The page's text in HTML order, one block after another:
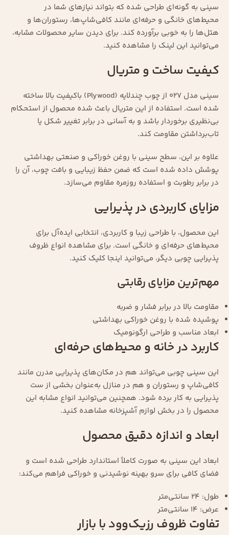
سینی به گونه‌ای طراحی شده که بتواند نیازهای شما در
محیط‌های خانگی و حرفه‌ای مانند کافی‌شاپ‌ها، رستوران‌ها و
هتل‌ها را به خوبی برآورده کند. برای دیدن سایر محصولات مشابه،
می‌توانید این لینک را مشاهده کنید.
کیفیت ساخت و متریال
سینی مدل 027 از چوب چندلایه (Plywood) باکیفیت بالا ساخته
شده است. استفاده از این متریال باعث شده محصول از استحکام
بی‌نظیری برخوردار باشد و به آسانی در برابر تغییر شکل یا
تاب‌برداشتن مقاومت کند.
علاوه بر این، سطح سینی با روغن خوراکی و صنعتی بهداشتی
پوشش داده شده است که ضمن حفظ زیبایی و بافت چوب، آن را
در برابر رطوبت و استفاده روزمره مقاوم می‌سازد.
مزایای کاربردی در پذیرایی
این محصول، با طراحی زیبا و کاربردی، انتخابی ایده‌آل برای
محیط‌های حرفه‌ای و خانگی است. برای مشاهده انواع ظروف
پذیرایی چوبی دیگر، می‌توانید اینجا کلیک کنید.
مهم‌ترین مزایای رقابتی
مقاومت بالا در برابر فشار و ضربه
پوشیده شده با روغن خوراکی بهداشتی
ابعاد مناسب و طراحی ارگونومیک
کاربرد در خانه و محیط‌های حرفه‌ای
این سینی چوبی می‌تواند هم در مکان‌های پذیرایی مدرن مانند
کافی‌شاپ و رستوران و هم در منازل به‌عنوان بخشی از ست
پذیرایی به کار برده شود. همچنین می‌توانید انواع مشابه این
محصول را در بخش لوازم آشپزخانه مشاهده کنید.
ابعاد و اندازه دقیق محصول
ابعاد این سینی به صورت کاملاً استاندارد طراحی شده است و
فضای کافی برای سرو بهینه نوشیدنی و خوراکی فراهم می‌کند:
طول: 24 سانتی‌متر
عرض: 14 سانتی‌متر
تفاوت ظروف رزیک‌وود با بازار